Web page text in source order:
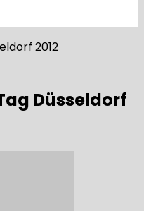
Düsseldorf